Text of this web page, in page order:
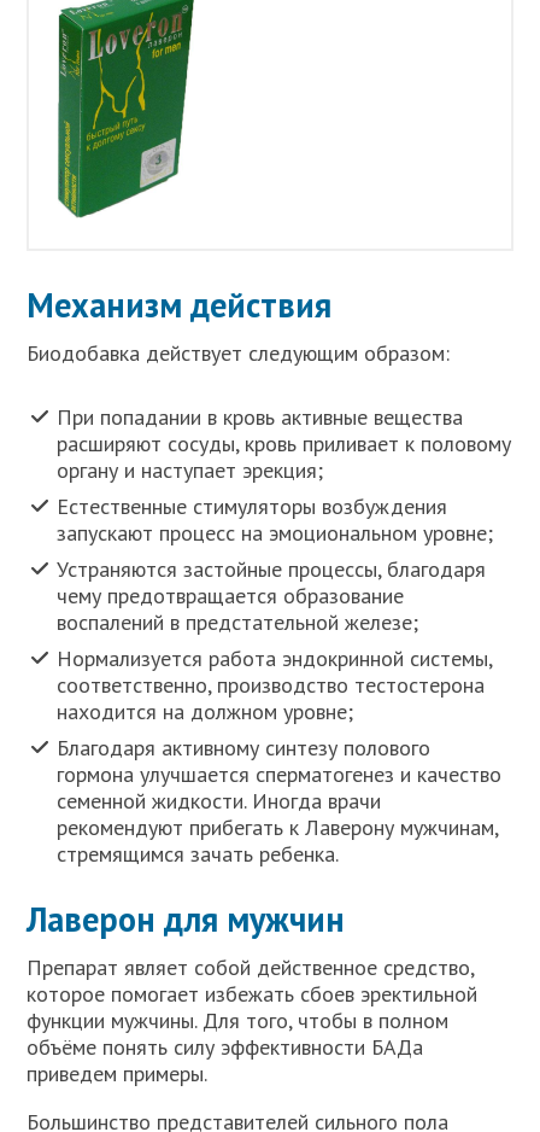
Механизм действия
Биодобавка действует следующим образом:
При попадании в кровь активные вещества
расширяют сосуды, кровь приливает к половому
органу и наступает эрекция;
Естественные стимуляторы возбуждения
запускают процесс на эмоциональном уровне;
Устраняются застойные процессы, благодаря
чему предотвращается образование
воспалений в предстательной железе;
Нормализуется работа эндокринной системы,
соответственно, производство тестостерона
находится на должном уровне;
Благодаря активному синтезу полового
гормона улучшается сперматогенез и качество
семенной жидкости. Иногда врачи
рекомендуют прибегать к Лаверону мужчинам,
стремящимся зачать ребенка.
Лаверон для мужчин
Препарат являет собой действенное средство,
которое помогает избежать сбоев эректильной
функции мужчины. Для того, чтобы в полном
объёме понять силу эффективности БАДа
приведем примеры.
Большинство представителей сильного пола